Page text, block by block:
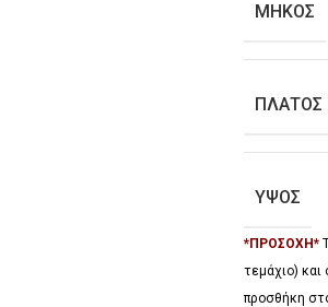
ΜΗΚΟΣ
ΠΛΑΤΟΣ
ΥΨΟΣ
*ΠΡΟΣΟΧΗ*
τεμάχιο)
προσθήκη